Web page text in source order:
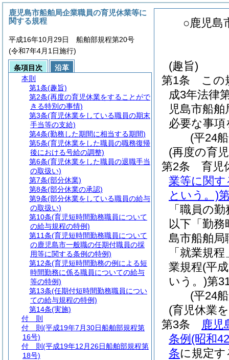
○鹿児島
(趣旨)
第1条
この
成3年法律
児島市船舶
必要な事
(平24
(再度の育
第2条
育児
業等に関す
という。)
「職員の
以下「勤
島市船舶局
「就業規
業規程(平
いう。)第
(平24
(育児休業
第3条
鹿児
条例 (昭和
条に規定
鹿児島市船舶局企業職員の育児休業等に
関する規程
平成16年10月29日 船舶部規程第20号
(令和7年4月1日施行)
条項目次
沿革
本則
第1条(趣旨)
第2条(再度の育児休業をすることがで
きる特別の事情)
第3条(育児休業をしている職員の期末
手当等の支給)
第4条(勤務した期間に相当する期間)
第5条(育児休業をした職員の職務復帰
後における号給の調整)
第6条(育児休業をした職員の退職手当
の取扱い)
第7条(部分休業)
第8条(部分休業の承認)
第9条(部分休業をしている職員の給与
の取扱い)
第10条(育児短時間勤務職員について
の給与規程の特例)
第11条(育児短時間勤務職員について
の鹿児島市一般職の任期付職員の採
用等に関する条例の特例)
第12条(育児短時間勤務の例による短
時間勤務に係る職員についての給与
等の特例)
第13条(任期付短時間勤務職員につい
ての給与規程の特例)
第14条(実施)
付 則
付 則 (平成19年7月30日船舶部規程第
16号)
付 則 (平成19年12月26日船舶部規程第
18号)